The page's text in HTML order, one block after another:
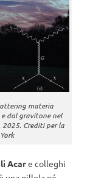
materia
dal gravitone nel
Crediti per la
Acare colleghi